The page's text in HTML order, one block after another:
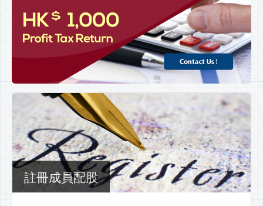
註冊成員配股